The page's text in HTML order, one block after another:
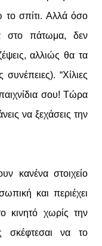
το σπίτι. Αλλά όσο
στο πάτωμα, δεν
αλλιώς θα τα
“Χίλιες
σου! Τώρα
να ξεχάσεις την
κανένα στοιχείο
και περιέχει
κινητό χωρίς την
να το